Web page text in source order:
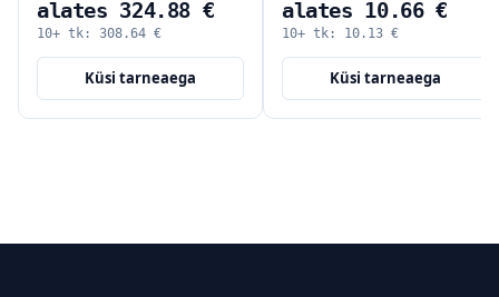
alates 324.88 €
10+ tk: 308.64 €
Küsi tarneaega
alates 10.66 €
10+ tk: 10.13 €
Küsi tarneaega